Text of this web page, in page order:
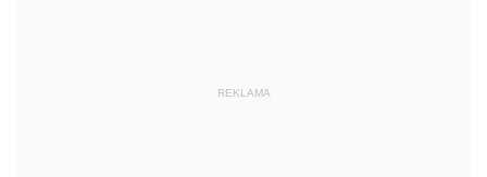
REKLAMA